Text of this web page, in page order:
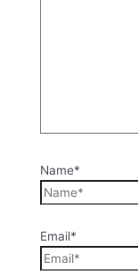
Name*
Email*